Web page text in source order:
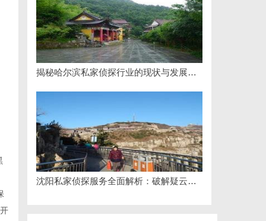
揭秘哈尔滨私家侦探行业的现状与发展趋势
沈阳私家侦探服务全面解析：破解疑云，守护真相的专家助力